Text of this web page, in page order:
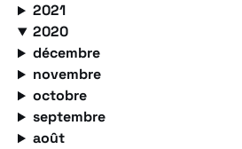
2021
2020
décembre
novembre
octobre
septembre
août